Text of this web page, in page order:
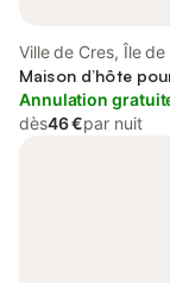
Ville de Cres, Île de
Maison d’hôte
Annulation
dès46 €par nuit